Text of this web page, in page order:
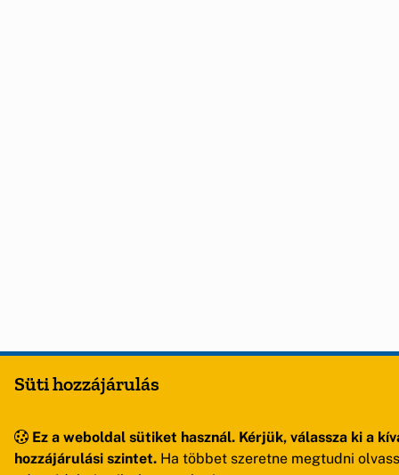
Süti hozzájárulás
Ez a weboldal sütiket használ. Kérjük, válassza ki a
hozzájárulási szintet. Ha többet szeretne megtudni